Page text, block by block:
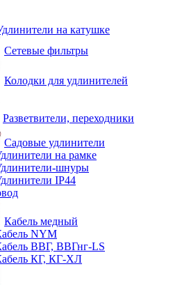
на катушке
Сетевые фильтры
Колодки для удлинителей
Разветвители, переходники
Садовые удлинители
на рамке
шнуры
IP44
Кабель медный
NYM
ВВГ, ВВГнг-LS
КГ, КГ-ХЛ